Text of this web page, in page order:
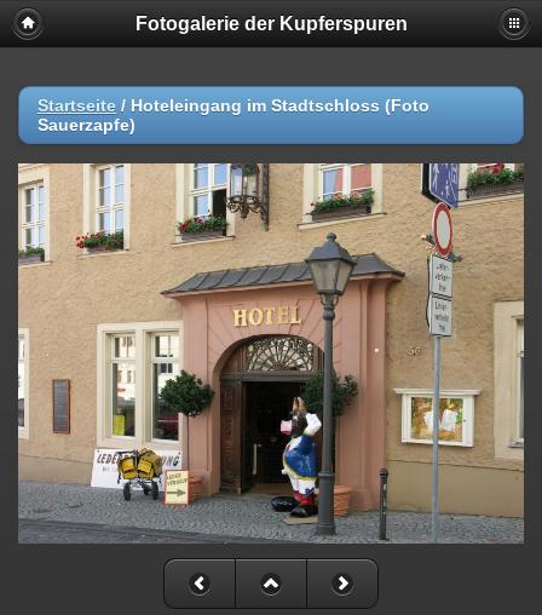
Fotogalerie der Kupferspuren
Startseite / Hoteleingang im Stadtschloss (Foto
Sauerzapfe)